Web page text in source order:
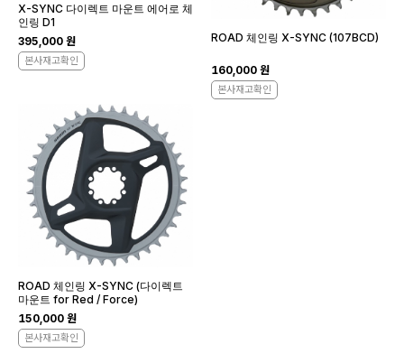
X-SYNC 다이렉트 마운트 에어로 체
인링 D1
395,000 원
본사재고확인
ROAD 체인링 X-SYNC (107BCD)
160,000 원
본사재고확인
ROAD 체인링 X-SYNC (다이렉트
마운트 for Red / Force)
150,000 원
본사재고확인